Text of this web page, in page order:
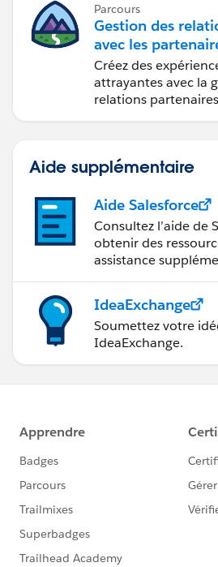
Parcours
Gestion des
avec les
l’aide de
Sales Cloud PRM
Créez des
attrayantes avec la
relations
Aide supplémentaire
Aide Salesforce
Consultez l’aide de
obtenir des
assistance
IdeaExchange
Soumettez votre
IdeaExchange.